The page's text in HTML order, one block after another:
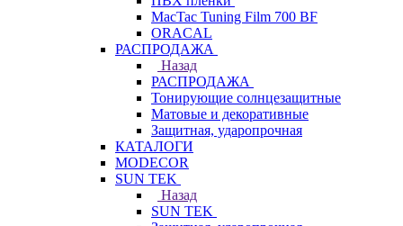
MacTac Tuning Film 700 BF
ORACAL
РАСПРОДАЖА
Назад
РАСПРОДАЖА
Тонирующие солнцезащитные
Матовые и декоративные
Защитная, ударопрочная
КАТАЛОГИ
MODECOR
SUN TEK
Назад
SUN TEK